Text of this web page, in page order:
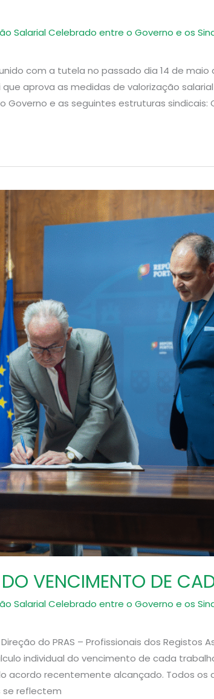
Salarial Celebrado entre o Governo e os
com a tutela no passado dia 14 de maio
aprova as medidas de valorização
e as seguintes estruturas sindicais:
VENCIMENTO DE
Salarial Celebrado entre o Governo e os
do PRAS – Profissionais dos Registos
individual do vencimento de cada
acordo recentemente alcançado. Todos os
se reflectem